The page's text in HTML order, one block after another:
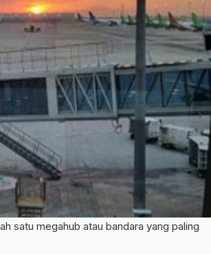
satu megahub atau bandara yang paling